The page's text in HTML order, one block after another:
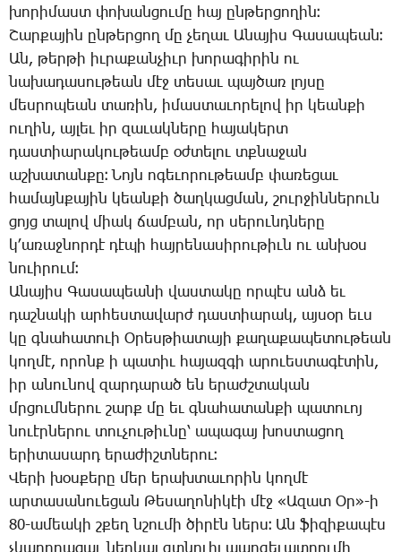
խո­րի­մաստ փո­խան­ցու­մը հայ ըն­թեր­ցո­ղին։
­Շար­քա­յին ըն­թեր­ցող մը չե­ղաւ Ա­նա­յիս ­Գա­սա­պեան։
Ան, թեր­թի իւ­րա­քան­չիւր խո­րա­գի­րին ու
նա­խա­դա­սու­թեան մէջ տե­սաւ պայ­ծառ լոյ­սը
մես­րո­պեան տա­ռին, ի­մաս­տա­ւո­րե­լով իր կեան­քի
ու­ղին, այ­լեւ իր զա­ւակ­նե­րը հա­յա­կերտ
դաս­տիա­րա­կու­թեամբ օժ­տե­լու տքնա­ջան
աշ­խա­տան­քը։ ­Նոյն ո­գե­ւո­րու­թեամբ փա­ռե­ցաւ
հա­մայն­քա­յին կեան­քի ծաղ­կաց­ման, շուր­ջին­նե­րուն
ցոյց տա­լով միակ ճամ­բան, որ սե­րունդ­նե­րը
կ­՚ա­ռաջ­նոր­դէ դէ­պի հայ­րե­նա­սի­րու­թիւն ու ան­խօս
նո­ւի­րում։
Ա­նա­յիս ­Գա­սա­պեա­նի վաս­տա­կը որ­պէս անձ եւ
դաշ­նա­կի ար­հես­տա­վարժ դաս­տիա­րակ, այ­սօր եւս
կը գնա­հա­տուի Օ­րես­թիա­տա­յի քա­ղա­քա­պե­տու­թեան
կող­մէ, ո­րոնք ի պա­տիւ հա­յազ­գի ա­րուես­տա­գէ­տին,
իր ա­նու­նով զար­դա­րած են ե­րաժշ­տա­կան
մրցում­նե­րու շարք մը եւ գնա­հա­տան­քի պա­տո­ւոյ
նո­ւէր­նե­րու տու­չու­թիւ­նը՝ ա­պա­գայ խոս­տա­ցող
ե­րի­տա­սարդ ե­րա­ժիշտ­նե­րու։
­Վե­րի խօս­քե­րը մեր ե­րախ­տա­ւո­րին կող­մէ
ար­տա­սա­նո­ւե­ցան ­Թե­սա­ղո­նի­կէի մէջ «Ա­զատ Օր»-ի
80-ա­մեա­կի շքեղ նշու­մի ծի­րէն ներս։ Ան ֆի­զի­քա­պէս
չկա­րո­ղա­ցաւ ներ­կայ գտնո­ւիլ պար­գե­ւատ­րու­մի